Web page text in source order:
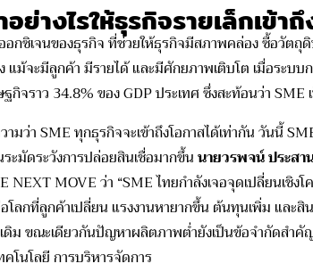
ย่างไรให้ธุรกิจรายเล็กเข้า
อกซิเจนของธุรกิจ ที่ช่วยให้ธุรกิจมีสภาพคล่อง ซื้อวัตถุ
แม้จะมีลูกค้า มีรายได้ และมีศักยภาพเติบโต เมื่อระบบก
กิจราว 34.8% ของ GDP ประเทศ ซึ่งสะท้อนว่า
มว่า SME ทุกธุรกิจจะเข้าถึงโอกาสได้เท่ากัน วันนี้
ะมัดระวังการปล่อยสินเชื่อมากขึ้นนายวรพจน์ ประสา
NEXT MOVE ว่า “SME ไทยกำลังเจอจุดเปลี่ยนเชิง
ลกที่ลูกค้าเปลี่ยน แรงงานหายากขึ้น ต้นทุนเพิ่ม และ
ดิม ขณะเดียวกันปัญหาผลิตภาพต่ำยังเป็นข้อจำกัดสำคั
คโนโลยี การบริหารจัดการ